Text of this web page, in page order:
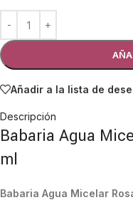
Añadir a la lista de
Descripción
Babaria Agua
ml
Babaria Agua Micelar